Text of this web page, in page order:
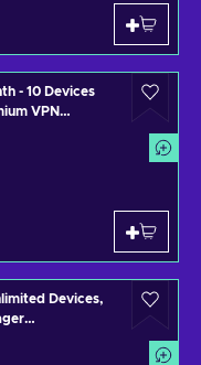
- 10 Devices
VPN
UNITED
Devices,
Key